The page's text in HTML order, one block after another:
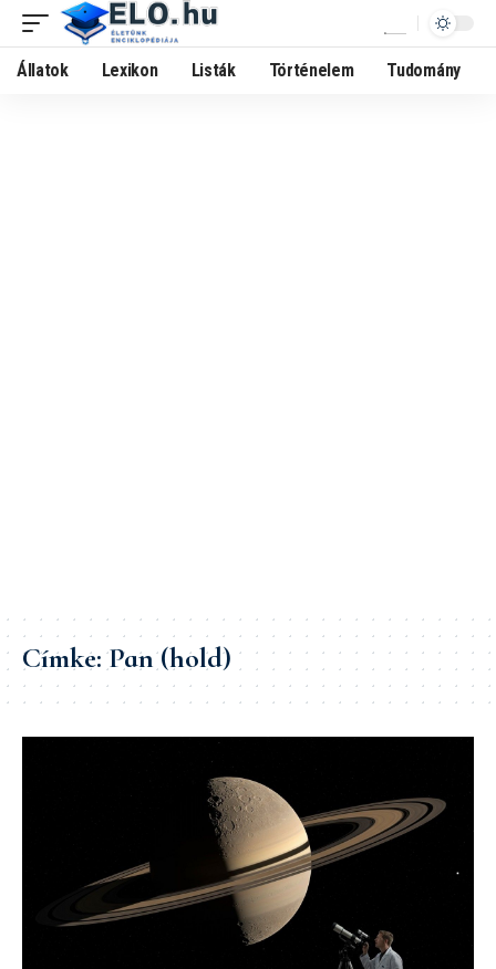
Állatok Lexikon Listák Történelem Tudomány
Címke:Pan (hold)